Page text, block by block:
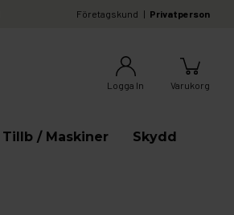
Företagskund Privatperson
Varukorg
Logga In
Tillb / Maskiner Skydd